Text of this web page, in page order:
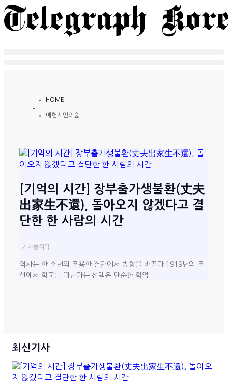
HOME
매헌시민의숲
[기억의 시간] 장부출가생불환(丈夫
出家生不還), 돌아오지 않겠다고 결
단한 한 사람의 시간
기자봉휘락
역사는 한 소년의 조용한 결단에서 방향을 바꾼다.1919년의 조
선에서 학교를 떠난다는 선택은 단순한 학업
최신기사